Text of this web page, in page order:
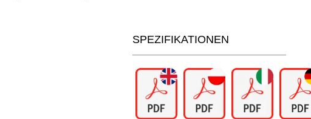
SPEZIFIKATIONEN